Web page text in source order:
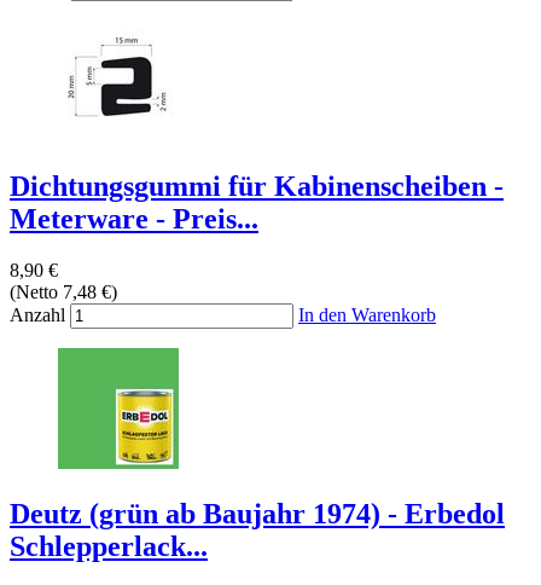
Dichtungsgummi für Kabinenscheiben -
Meterware - Preis...
8,90 €
(Netto 7,48 €)
Anzahl
In den Warenkorb
Deutz (grün ab Baujahr 1974) - Erbedol
Schlepperlack...